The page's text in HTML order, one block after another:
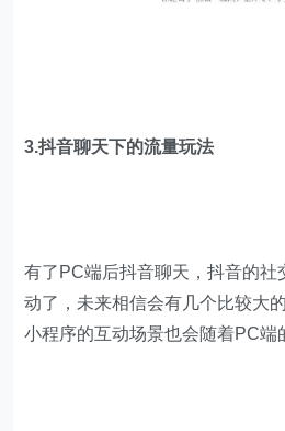
3.抖音聊天下的流量玩法
有了PC端后抖音聊天，抖音的社
动了，未来相信会有几个比较大
小程序的互动场景也会随着PC端